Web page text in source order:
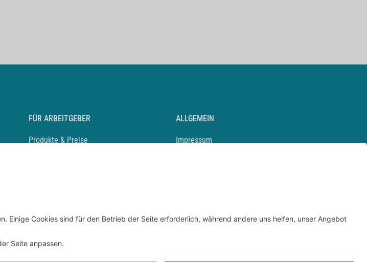
FÜR ARBEITGEBER
Produkte & Preise
ALLGEMEIN
Impressum